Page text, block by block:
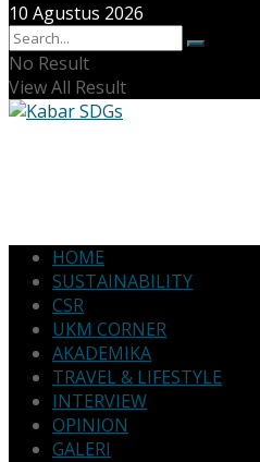
10 Agustus 2026
No Result
View All Result
HOME
SUSTAINABILITY
CSR
UKM CORNER
AKADEMIKA
TRAVEL & LIFESTYLE
INTERVIEW
OPINION
GALERI